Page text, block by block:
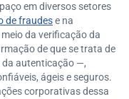
em diversos setores
de fraudese na
da verificação da
de que se trata de
da autenticação —,
ágeis e seguros.
corporativas dessa